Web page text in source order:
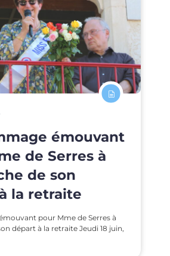
émouvant
de Serres à
de son
la retraite
pour Mme de Serres à
départ à la retraite Jeudi 18 juin,